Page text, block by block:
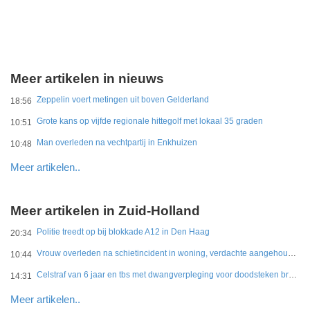
Meer artikelen in nieuws
18:56 Zeppelin voert metingen uit boven Gelderland
10:51 Grote kans op vijfde regionale hittegolf met lokaal 35 graden
10:48 Man overleden na vechtpartij in Enkhuizen
Meer artikelen..
Meer artikelen in Zuid-Holland
20:34 Politie treedt op bij blokkade A12 in Den Haag
10:44 Vrouw overleden na schietincident in woning, verdachte aangehouden
14:31 Celstraf van 6 jaar en tbs met dwangverpleging voor doodsteken broer in Gouda
Meer artikelen..